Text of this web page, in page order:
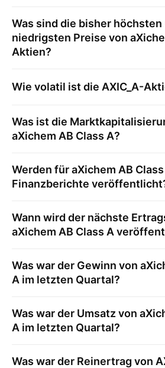
Was sind die bisher höchsten
niedrigsten Preise von
Aktien?
Wie volatil ist die AXIC_A-
Was ist die
aXichem AB Class A?
Werden füraXichem AB
Finanzberichte
Wann wird der nächste
aXichem AB Class A
Was war der Gewinn von
A im letzten Quartal?
Was war der Umsatz von
A im letzten Quartal?
Was war der Reinertrag von